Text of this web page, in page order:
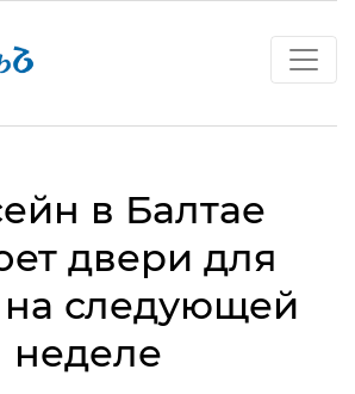
в Балтае
двери для
на следующей
неделе